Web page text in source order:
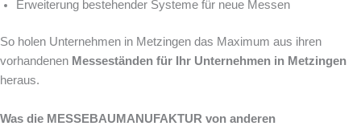
Erweiterung bestehender Systeme für neue Messen
So holen Unternehmen in Metzingen das Maximum aus ihren
vorhandenen Messeständen für Ihr Unternehmen in Metzingen
heraus.
Was die MESSEBAUMANUFAKTUR von anderen